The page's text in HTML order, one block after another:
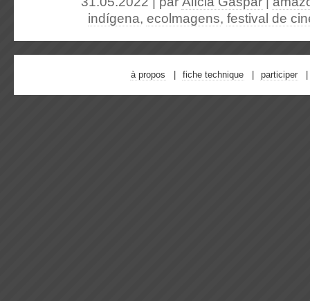
indígena, ecolmagens, festival de
à propos fiche technique participer